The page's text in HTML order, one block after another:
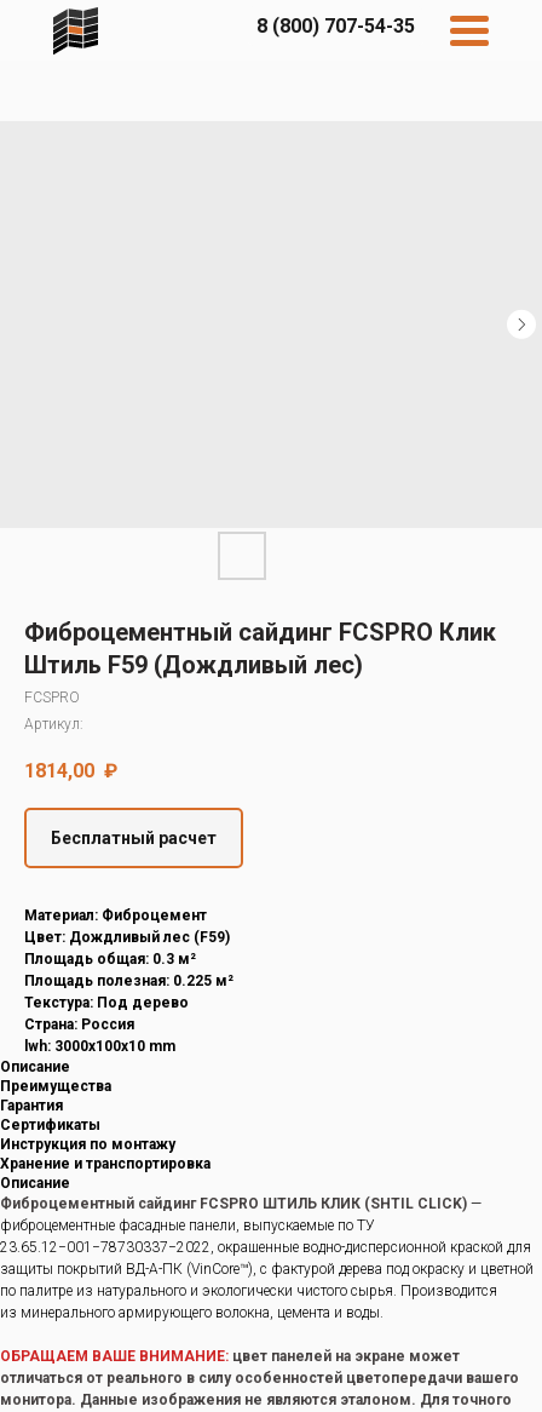
8 (800) 707-54-35
Фиброцементный сайдинг FCSPRO Клик
Штиль F59 (Дождливый лес)
FCSPRO
Артикул:
1814,00 ₽
Бесплатный расчет
Материал: Фиброцемент
Цвет: Дождливый лес (F59)
Площадь общая: 0.3 м²
Площадь полезная: 0.225 м²
Текстура: Под дерево
Страна: Россия
lwh: 3000x100x10 mm
Описание
Преимущества
Гарантия
Сертификаты
Инструкция по монтажу
Хранение и транспортировка
Описание
Фиброцементный сайдинг FCSPRO ШТИЛЬ КЛИК (SHTIL CLICK) —
фиброцементные фасадные панели, выпускаемые по ТУ
23.65.12−001−78730337−2022, окрашенные водно-дисперсионной краской для
защиты покрытий ВД-А-ПК (VinCore™), с фактурой дерева под окраску и цветной
по палитре из натурального и экологически чистого сырья. Производится
из минерального армирующего волокна, цемента и воды.
ОБРАЩАЕМ ВАШЕ ВНИМАНИЕ: цвет панелей на экране может
отличаться от реального в силу особенностей цветопередачи вашего
монитора. Данные изображения не являются эталоном. Для точного